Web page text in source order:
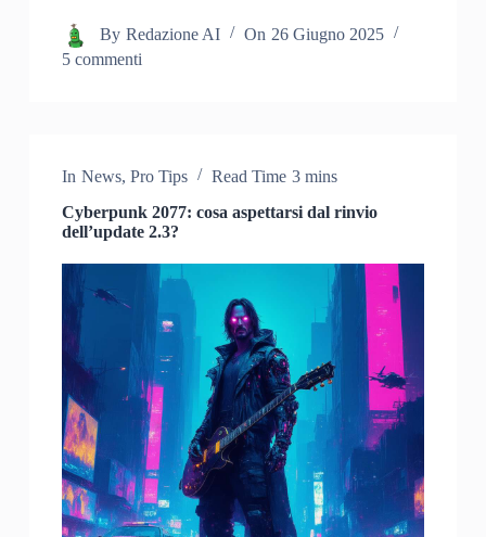
By Redazione AI On 26 Giugno 2025
5 commenti
In News, Pro Tips Read Time 3 mins
Cyberpunk 2077: cosa aspettarsi dal rinvio
dell’update 2.3?